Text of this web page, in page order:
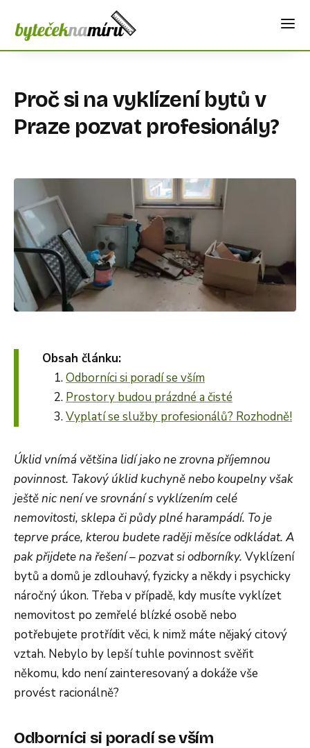
Proč si na vyklízení bytů v
Praze pozvat profesionály?
Obsah článku:
Odborníci si poradí se vším
Prostory budou prázdné a čisté
Vyplatí se služby profesionálů? Rozhodně!
Úklid vnímá většina lidí jako ne zrovna příjemnou
povinnost. Takový úklid kuchyně nebo koupelny však
ještě nic není ve srovnání s vyklízením celé
nemovitosti, sklepa či půdy plné harampádí. To je
teprve práce, kterou budete raději měsíce odkládat. A
pak přijdete na řešení – pozvat si odborníky. Vyklízení
bytů a domů je zdlouhavý, fyzicky a někdy i psychicky
náročný úkon. Třeba v případě, kdy musíte vyklízet
nemovitost po zemřelé blízké osobě nebo
potřebujete protřídit věci, k nimž máte nějaký citový
vztah. Nebylo by lepší tuhle povinnost svěřit
někomu, kdo není zainteresovaný a dokáže vše
provést racionálně?
Odborníci si poradí se vším